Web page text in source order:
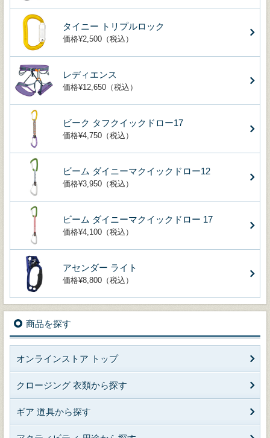
タイニー トリプルロック
価格¥2,500（税込）
レディエンス
価格¥12,650（税込）
ビーク タフクイックドロー17
価格¥4,750（税込）
ビーム ダイニーマクイックドロー12
価格¥3,950（税込）
ビーム ダイニーマクイックドロー 17
価格¥4,100（税込）
アセンダー ライト
価格¥8,800（税込）
商品を探す
オンラインストア トップ
クロージング 衣類から探す
ギア 道具から探す